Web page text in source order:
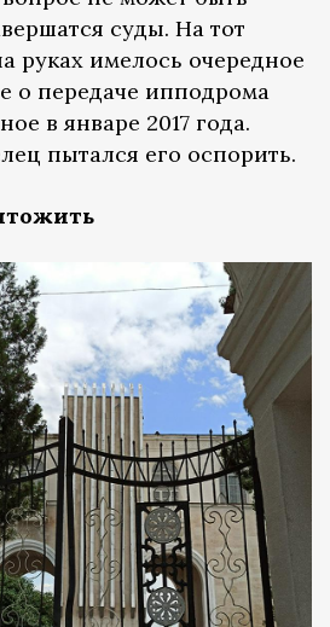
суды. На тот
руках имелось очередное
о передаче ипподрома
в январе 2017 года.
пытался его оспорить.